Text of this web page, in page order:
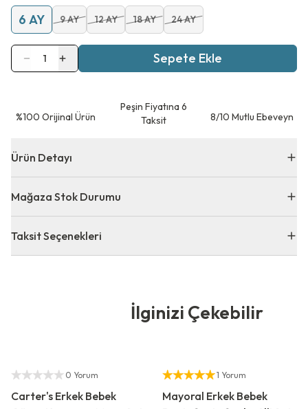
6 AY 9 AY 12 AY 18 AY 24 AY
1 Sepete Ekle
⁠%100 Orijinal Ürün
Peşin Fiyatına 6
Taksit
8/10 Mutlu Ebeveyn
Ürün Detayı
Mağaza Stok Durumu
Taksit Seçenekleri
İlginizi Çekebilir
0 Yorum
Carter's Erkek Bebek
Yetkili Satıcı
1 Yorum
Mayoral Erkek Bebek